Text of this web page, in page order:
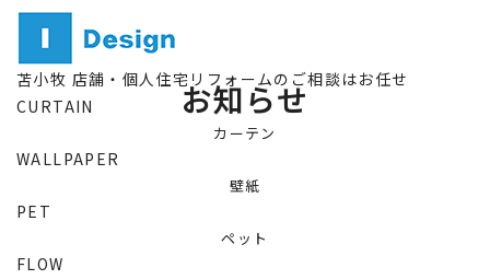
苫小牧 店舗・個人住宅リフォームのご相談はお任せ
CURTAIN
カーテン
WALLPAPER
壁紙
PET
ペット
FLOW
NEWS
お知らせ